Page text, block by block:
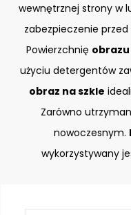
wewnętrznej strony w
zabezpieczenie
Powierzchnię
użyciu detergentów
obraz na szkle
Zarówno
nowoczesnym.
wykorzystywany